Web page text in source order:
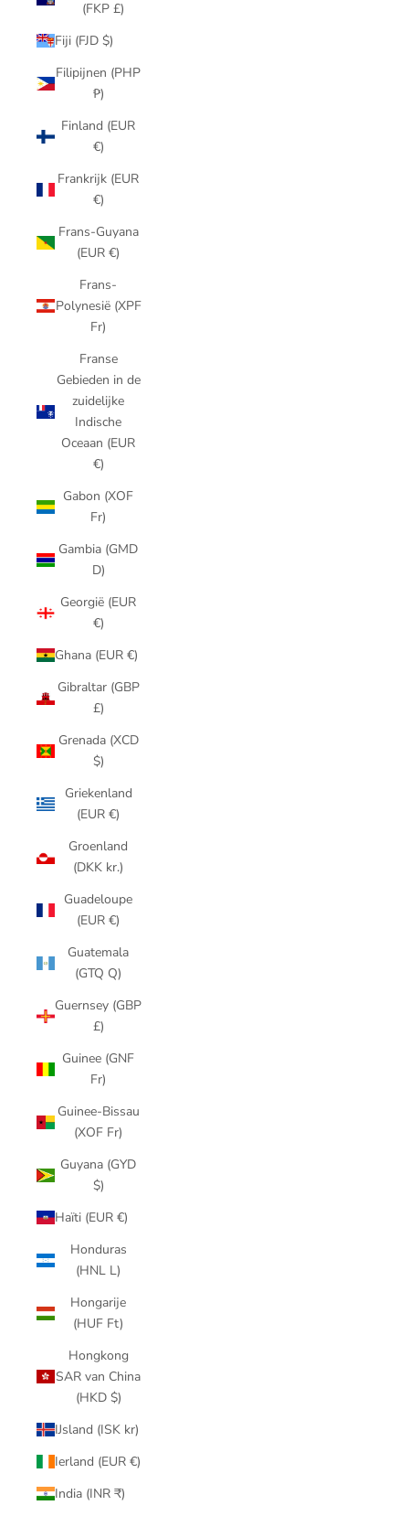
(FKP £)
Fiji (FJD $)
Filipijnen (PHP
₱)
Finland (EUR
€)
Frankrijk (EUR
€)
Frans-Guyana
(EUR €)
Frans-
Polynesië (XPF
Fr)
Franse
Gebieden in de
zuidelijke
Indische
Oceaan (EUR
€)
Gabon (XOF
Fr)
Gambia (GMD
D)
Georgië (EUR
€)
Ghana (EUR €)
Gibraltar (GBP
£)
Grenada (XCD
$)
Griekenland
(EUR €)
Groenland
(DKK kr.)
Guadeloupe
(EUR €)
Guatemala
(GTQ Q)
Guernsey (GBP
£)
Guinee (GNF
Fr)
Guinee-Bissau
(XOF Fr)
Guyana (GYD
$)
Haïti (EUR €)
Honduras
(HNL L)
Hongarije
(HUF Ft)
Hongkong
SAR van China
(HKD $)
IJsland (ISK kr)
Ierland (EUR €)
India (INR ₹)